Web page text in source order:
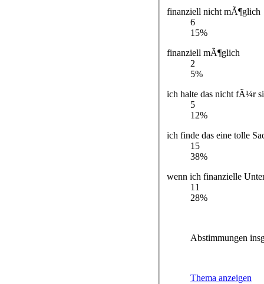
finanziell nicht mÃ¶glich
6
15%
finanziell mÃ¶glich
2
5%
ich halte das nicht fÃ¼r
5
12%
ich finde das eine tolle
15
38%
wenn ich finanzielle
11
28%
Abstimmungen
Thema anzeigen